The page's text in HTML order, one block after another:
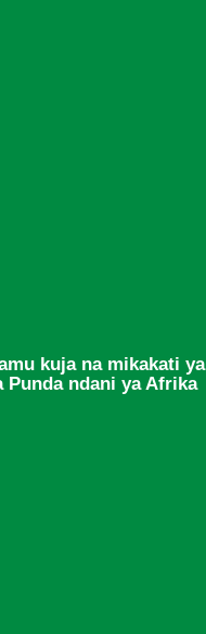
kuja na mikakati ya
Punda ndani ya Afrika